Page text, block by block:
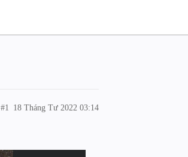
18 Tháng Tư 2022 03:14
#1